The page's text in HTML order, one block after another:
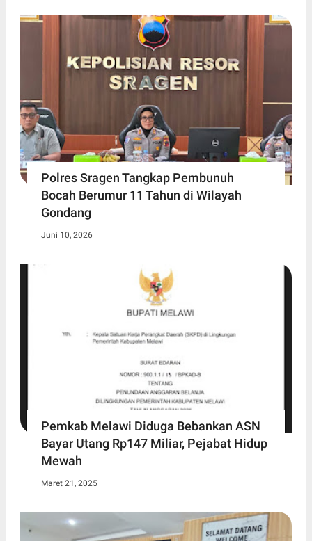
Polres Sragen Tangkap Pembunuh
Bocah Berumur 11 Tahun di Wilayah
Gondang
Juni 10, 2026
Pemkab Melawi Diduga Bebankan ASN
Bayar Utang Rp147 Miliar, Pejabat Hidup
Mewah
Maret 21, 2025